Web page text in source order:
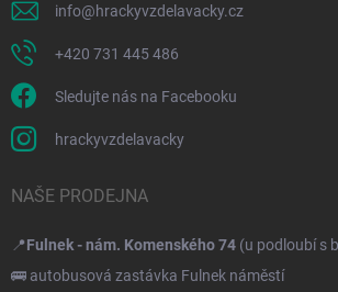
info@hrackyvzdelavacky.cz
+420 731 445 486
Sledujte nás na Facebooku
hrackyvzdelavacky
NAŠE PRODEJNA
📍Fulnek - nám. Komenského 74 (u podloubí s
🚌 autobusová zastávka Fulnek náměstí